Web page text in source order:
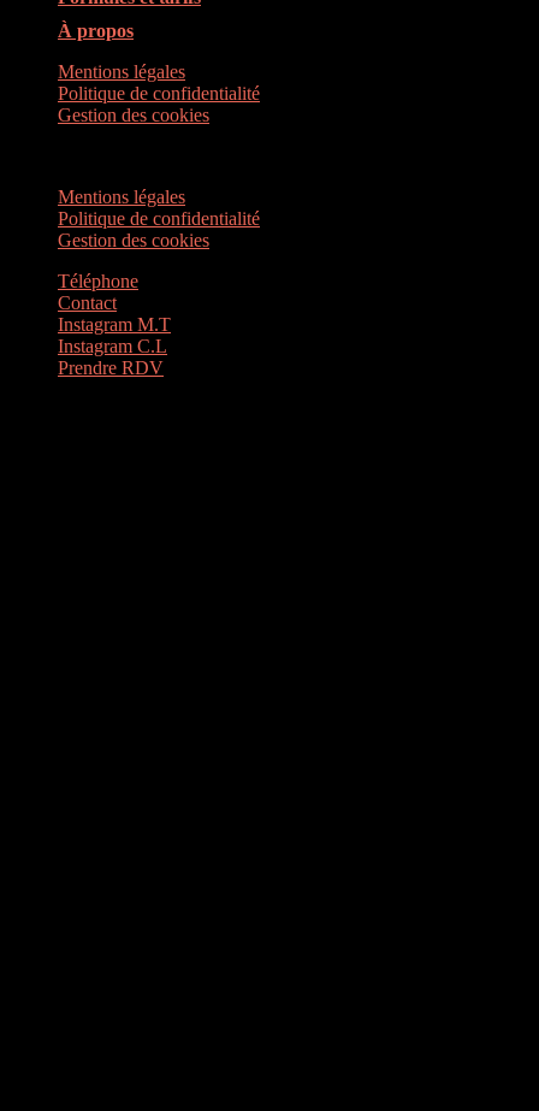
À propos
Mentions légales
Politique de confidentialité
Gestion des cookies
Mentions légales
Politique de confidentialité
Gestion des cookies
Téléphone
Contact
Instagram M.T
Instagram C.L
Prendre RDV